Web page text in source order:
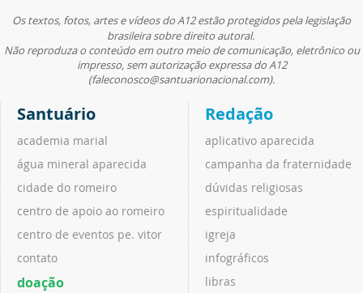
Os textos, fotos, artes e vídeos do A12 estão protegidos pela legislação
brasileira sobre direito autoral.
Não reproduza o conteúdo em outro meio de comunicação, eletrônico ou
impresso, sem autorização expressa do A12
(faleconosco@santuarionacional.com).
Santuário
academia marial
água mineral aparecida
cidade do romeiro
centro de apoio ao romeiro
centro de eventos pe. vitor
contato
doação
Redação
aplicativo aparecida
campanha da fraternidade
dúvidas religiosas
espiritualidade
igreja
infográficos
libras